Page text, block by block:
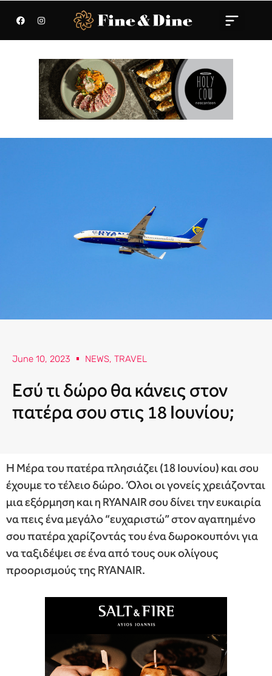
June 10, 2023 NEWS, TRAVEL
Εσύ τι δώρο θα κάνεις στον
πατέρα σου στις 18 Ιουνίου;
Η Μέρα του πατέρα πλησιάζει (18 Ιουνίου) και σου
έχουμε το τέλειο δώρο. Όλοι οι γονείς χρειάζονται
μια εξόρμηση και η RYANAIR σου δίνει την ευκαιρία
να πεις ένα μεγάλο “ευχαριστώ” στον αγαπημένο
σου πατέρα χαρίζοντάς του ένα δωροκουπόνι για
να ταξιδέψει σε ένα από τους ουκ ολίγους
προορισμούς της RYANAIR.